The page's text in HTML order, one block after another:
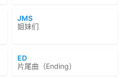
JMS
姐妹们
ED
片尾曲（Ending）